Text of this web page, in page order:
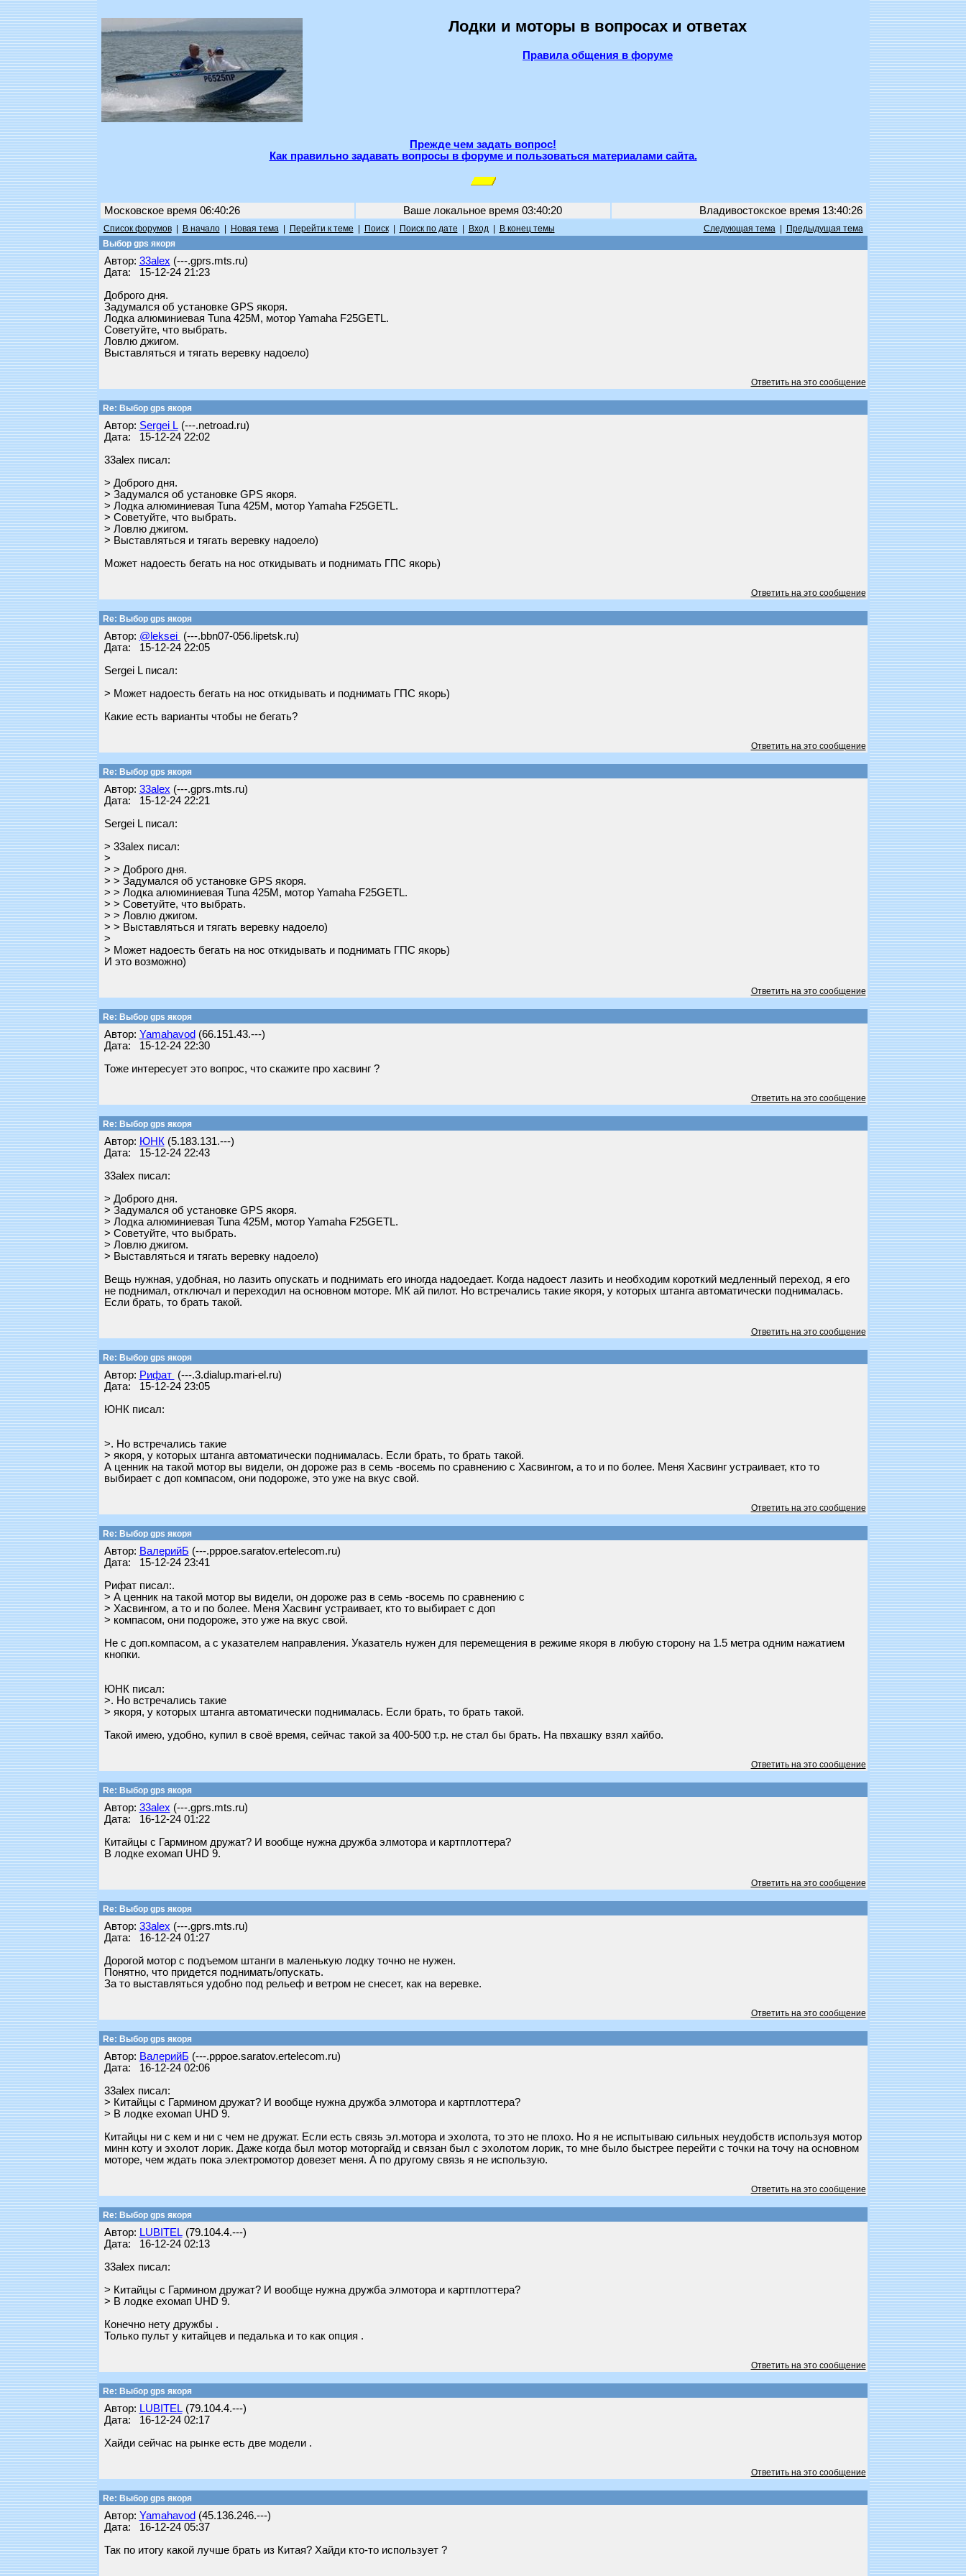
Лодки и моторы в вопросах и ответах
Правила общения в форуме
Прежде чем задать вопрос!
Как правильно задавать вопросы в форуме и пользоваться материалами сайта.
Московское время 06:40:26 Ваше локальное время 03:40:20 Владивостокское время 13:40:26
Список форумов| В начало| Новая тема| Перейти к теме Поиск| Поиск по дате Вход| В конец темы Следующая тема|
Предыдущая тема
Выбор gps якоря
Автор: 33alex (---.gprs.mts.ru)
Дата: 15-12-24 21:23
Доброго дня.
Задумался об установке GPS якоря.
Лодка алюминиевая Tuna 425M, мотор Yamaha F25GETL.
Советуйте, что выбрать.
Ловлю джигом.
Выставляться и тягать веревку надоело)
Ответить на это сообщение
Re: Выбор gps якоря
Автор: Sergei L(---.netroad.ru)
Дата: 15-12-24 22:02
33alex писал:
> Доброго дня.
> Задумался об установке GPS якоря.
> Лодка алюминиевая Tuna 425M, мотор Yamaha F25GETL.
> Советуйте, что выбрать.
> Ловлю джигом.
> Выставляться и тягать веревку надоело)
Может надоесть бегать на нос откидывать и поднимать ГПС якорь)
Ответить на это сообщение
Re: Выбор gps якоря
Автор: @leksei (---.bbn07-056.lipetsk.ru)
Дата: 15-12-24 22:05
Sergei L писал:
> Может надоесть бегать на нос откидывать и поднимать ГПС якорь)
Какие есть варианты чтобы не бегать?
Ответить на это сообщение
Re: Выбор gps якоря
Автор: 33alex (---.gprs.mts.ru)
Дата: 15-12-24 22:21
Sergei L писал:
> 33alex писал:
>
> > Доброго дня.
> > Задумался об установке GPS якоря.
> > Лодка алюминиевая Tuna 425M, мотор Yamaha F25GETL.
> > Советуйте, что выбрать.
> > Ловлю джигом.
> > Выставляться и тягать веревку надоело)
>
> Может надоесть бегать на нос откидывать и поднимать ГПС якорь)
И это возможно)
Ответить на это сообщение
Re: Выбор gps якоря
Автор: Yamahavod (66.151.43.---)
Дата: 15-12-24 22:30
Тоже интересует это вопрос, что скажите про хасвинг ?
Ответить на это сообщение
Re: Выбор gps якоря
Автор: ЮНК (5.183.131.---)
Дата: 15-12-24 22:43
33alex писал:
> Доброго дня.
> Задумался об установке GPS якоря.
> Лодка алюминиевая Tuna 425M, мотор Yamaha F25GETL.
> Советуйте, что выбрать.
> Ловлю джигом.
> Выставляться и тягать веревку надоело)
Вещь нужная, удобная, но лазить опускать и поднимать его иногда надоедает. Когда надоест лазить и необходим короткий медленный переход, я его
не поднимал, отключал и переходил на основном моторе. МК ай пилот. Но встречались такие якоря, у которых штанга автоматически поднималась.
Если брать, то брать такой.
Ответить на это сообщение
Re: Выбор gps якоря
Автор: Рифат (---.3.dialup.mari-el.ru)
Дата: 15-12-24 23:05
ЮНК писал:
>. Но встречались такие
> якоря, у которых штанга автоматически поднималась. Если брать, то брать такой.
А ценник на такой мотор вы видели, он дороже раз в семь -восемь по сравнению с Хасвингом, а то и по более. Меня Хасвинг устраивает, кто то
выбирает с доп компасом, они подороже, это уже на вкус свой.
Ответить на это сообщение
Re: Выбор gps якоря
Автор: ВалерийБ (---.pppoe.saratov.ertelecom.ru)
Дата: 15-12-24 23:41
Рифат писал:.
> А ценник на такой мотор вы видели, он дороже раз в семь -восемь по сравнению с
> Хасвингом, а то и по более. Меня Хасвинг устраивает, кто то выбирает с доп
> компасом, они подороже, это уже на вкус свой.
Не с доп.компасом, а с указателем направления. Указатель нужен для перемещения в режиме якоря в любую сторону на 1.5 метра одним нажатием
кнопки.
ЮНК писал:
>. Но встречались такие
> якоря, у которых штанга автоматически поднималась. Если брать, то брать такой.
Такой имею, удобно, купил в своё время, сейчас такой за 400-500 т.р. не стал бы брать. На пвхашку взял хайбо.
Ответить на это сообщение
Re: Выбор gps якоря
Автор: 33alex (---.gprs.mts.ru)
Дата: 16-12-24 01:22
Китайцы с Гармином дружат? И вообще нужна дружба элмотора и картплоттера?
В лодке ехомап UHD 9.
Ответить на это сообщение
Re: Выбор gps якоря
Автор: 33alex (---.gprs.mts.ru)
Дата: 16-12-24 01:27
Дорогой мотор с подъемом штанги в маленькую лодку точно не нужен.
Понятно, что придется поднимать/опускать.
За то выставляться удобно под рельеф и ветром не снесет, как на веревке.
Ответить на это сообщение
Re: Выбор gps якоря
Автор: ВалерийБ (---.pppoe.saratov.ertelecom.ru)
Дата: 16-12-24 02:06
33alex писал:
> Китайцы с Гармином дружат? И вообще нужна дружба элмотора и картплоттера?
> В лодке ехомап UHD 9.
Китайцы ни с кем и ни с чем не дружат. Если есть связь эл.мотора и эхолота, то это не плохо. Но я не испытываю сильных неудобств используя мотор
минн коту и эхолот лорик. Даже когда был мотор моторгайд и связан был с эхолотом лорик, то мне было быстрее перейти с точки на точу на основном
моторе, чем ждать пока электромотор довезет меня. А по другому связь я не использую.
Ответить на это сообщение
Re: Выбор gps якоря
Автор: LUBITEL(79.104.4.---)
Дата: 16-12-24 02:13
33alex писал:
> Китайцы с Гармином дружат? И вообще нужна дружба элмотора и картплоттера?
> В лодке ехомап UHD 9.
Конечно нету дружбы .
Только пульт у китайцев и педалька и то как опция .
Ответить на это сообщение
Re: Выбор gps якоря
Автор: LUBITEL(79.104.4.---)
Дата: 16-12-24 02:17
Хайди сейчас на рынке есть две модели .
Ответить на это сообщение
Re: Выбор gps якоря
Автор: Yamahavod (45.136.246.---)
Дата: 16-12-24 05:37
Так по итогу какой лучше брать из Китая? Хайди кто-то использует ?